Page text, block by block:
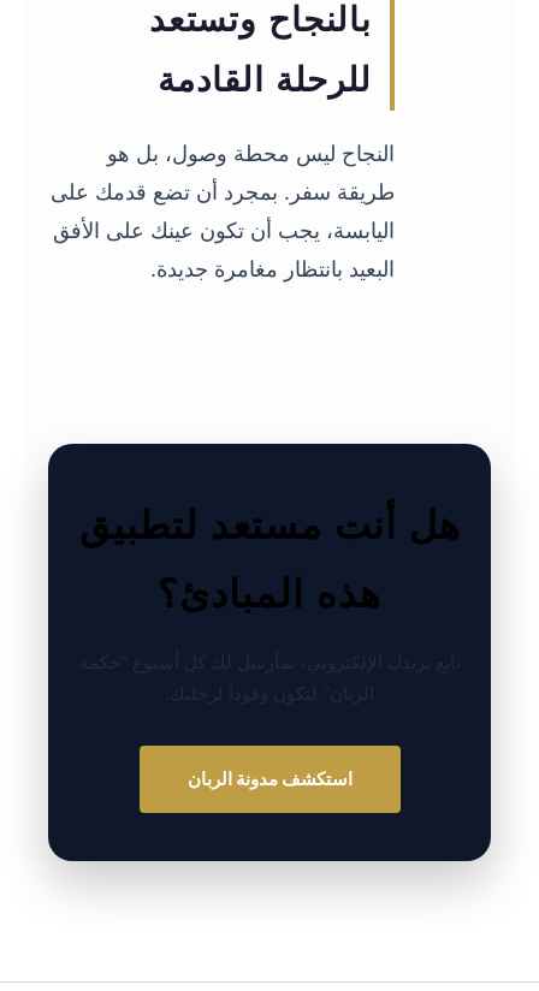
بالنجاح وتستعد
للرحلة القادمة
النجاح ليس محطة وصول، بل هو
طريقة سفر. بمجرد أن تضع قدمك على
اليابسة، يجب أن تكون عينك على الأفق
البعيد بانتظار مغامرة جديدة.
هل أنت مستعد لتطبيق
هذه المبادئ؟
تابع بريدك الإلكتروني، سأرسل لك كل أسبوع "حكمة
الربان" لتكون وقوداً لرحلتك.
استكشف مدونة الربان